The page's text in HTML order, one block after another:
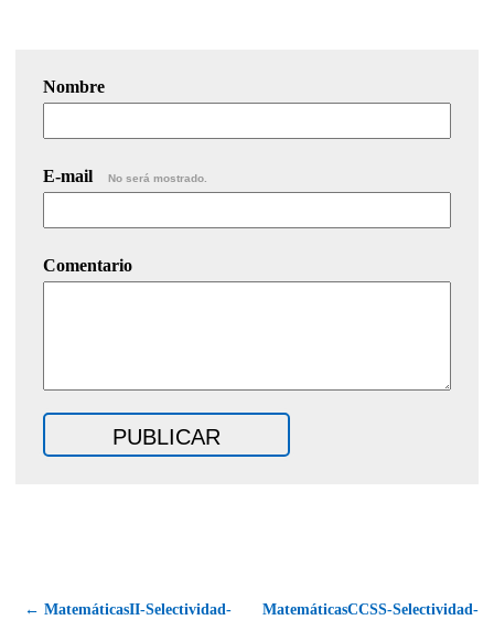
Nombre
E-mail No será mostrado.
Comentario
← MatemáticasII-Selectividad- MatemáticasCCSS-Selectividad-